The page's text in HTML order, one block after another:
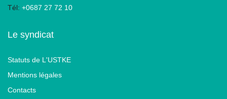
Tél: +0687 27 72 10
Le syndicat
Statuts de L'USTKE
Mentions légales
Contacts